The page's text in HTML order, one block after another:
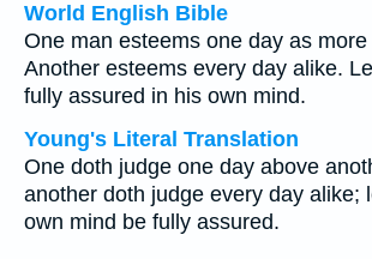
World English Bible
One man esteems one day as
Another esteems every day alike.
fully assured in his own mind.
Young's Literal Translation
One doth judge one day above
another doth judge every day alike;
own mind be fully assured.